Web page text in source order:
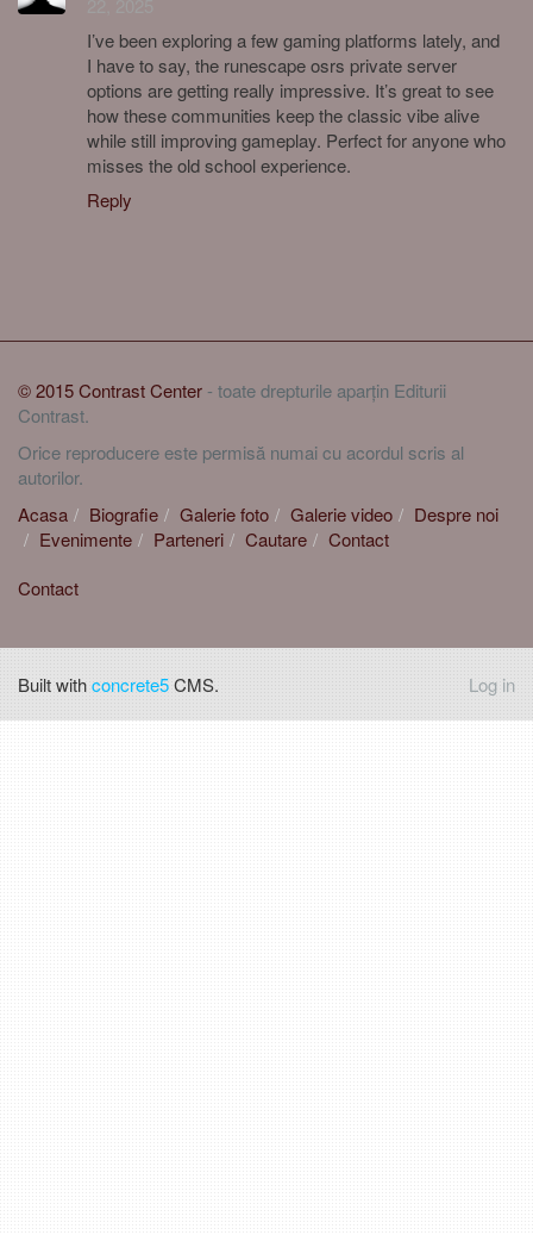
I’ve been exploring a few gaming platforms lately, and
I have to say, the runescape osrs private server
options are getting really impressive. It’s great to see
how these communities keep the classic vibe alive
while still improving gameplay. Perfect for anyone who
misses the old school experience.
Reply
© 2015 Contrast Center - toate drepturile aparțin Editurii
Contrast.
Orice reproducere este permisă numai cu acordul scris al
autorilor.
Acasa
Biografie Galerie foto Galerie video
Despre noi
Evenimente
Parteneri Cautare
Contact
Contact
Built withconcrete5CMS. Log in